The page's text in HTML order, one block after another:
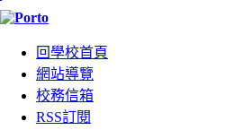
跳
回學校首頁
網站導覽
校務信箱
RSS訂閱